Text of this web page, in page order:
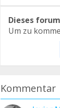
Dieses
Um zu
Kommentar